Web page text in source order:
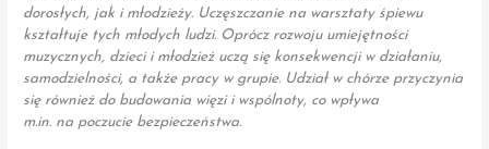
dorosłych, jak i młodzieży. Uczęszczanie na warsztaty śpiewu
kształtuje tych młodych ludzi. Oprócz rozwoju umiejętności
muzycznych, dzieci i młodzież uczą się konsekwencji w działaniu,
samodzielności, a także pracy w grupie. Udział w chórze przyczynia
się również do budowania więzi i wspólnoty, co wpływa
m.in. na poczucie bezpieczeństwa.